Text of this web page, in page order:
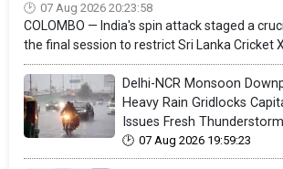
07 Aug 2026 20:23:58
COLOMBO — India's spin attack staged a
the final session to restrict Sri Lanka Cricket XI
Delhi-NCR Monsoon
Heavy Rain Gridlocks
Issues Fresh
07 Aug 2026 19:59:23